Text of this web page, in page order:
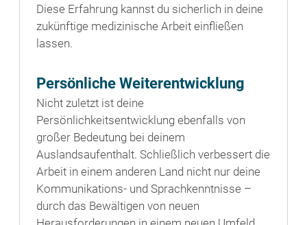
Diese Erfahrung kannst du sicherlich in deine
zukünftige medizinische Arbeit einfließen
lassen.
Persönliche Weiterentwicklung
Nicht zuletzt ist deine
Persönlichkeitsentwicklung ebenfalls von
großer Bedeutung bei deinem
Auslandsaufenthalt. Schließlich verbessert die
Arbeit in einem anderen Land nicht nur deine
Kommunikations- und Sprachkenntnisse –
durch das Bewältigen von neuen